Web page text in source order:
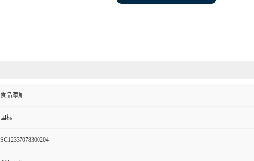
食品添加
国标
SC12337078300204